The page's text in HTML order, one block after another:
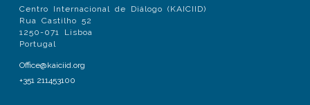
Centro Internacional de Diálogo (KAICIID)
Rua Castilho 52
1250-071 Lisboa
Portugal
Office@kaiciid.org
+351 211453100